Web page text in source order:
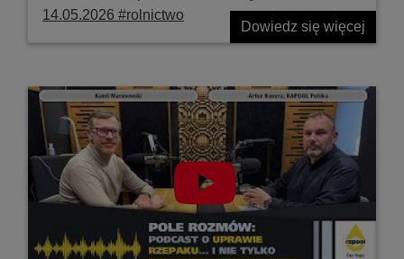
14.05.2026 #rolnictwo
Dowiedz się więcej